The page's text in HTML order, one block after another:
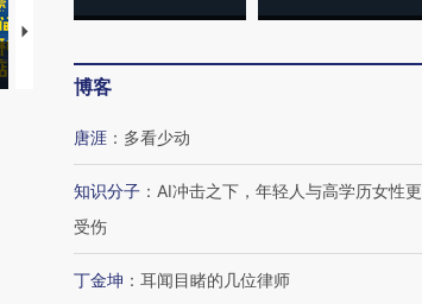
【推广】走进第四届链博
博客
唐涯 ： 多看少动
知识分子 ： AI冲击之下，年轻人与高学历女性更
受伤
丁金坤 ： 耳闻目睹的几位律师